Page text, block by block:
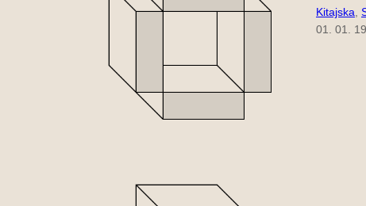
Kitajska
01. 01.